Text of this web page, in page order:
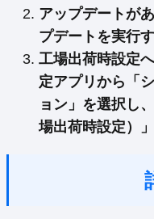
アップデートが
プデートを実行す
工場出荷時設定
定アプリから「
ョン」を選択し
場出荷時設定）